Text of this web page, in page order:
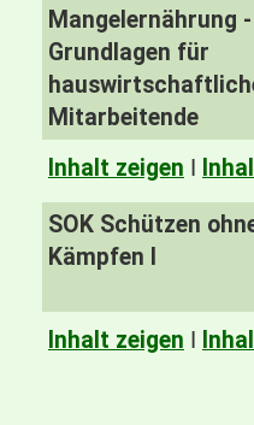
Mangelernährung -
Grundlagen für
Mitarbeitende
Inhalt zeigen I
SOK Schützen
Kämpfen I
Inhalt zeigen I